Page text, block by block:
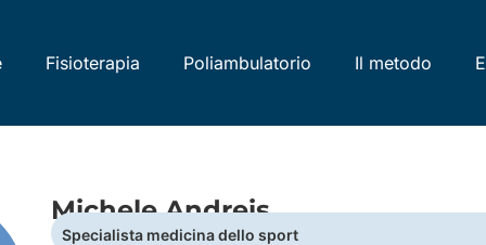
Fisioterapia Poliambulatorio Il metodo
Michele Andreis
Specialista medicina dello sport